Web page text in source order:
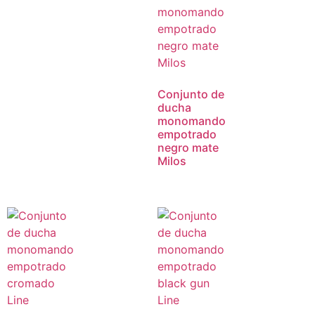
Conjunto de
ducha
monomando
empotrado
negro mate
Milos